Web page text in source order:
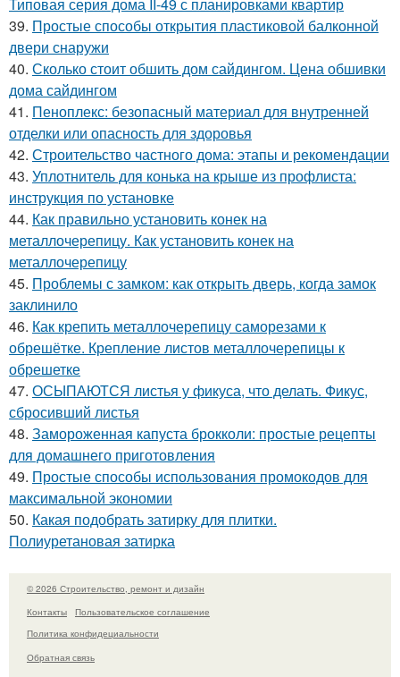
39. Простые способы открытия пластиковой балконной
двери снаружи
40. Сколько стоит обшить дом сайдингом. Цена обшивки
дома сайдингом
41. Пеноплекс: безопасный материал для внутренней
отделки или опасность для здоровья
42. Строительство частного дома: этапы и рекомендации
43. Уплотнитель для конька на крыше из профлиста:
инструкция по установке
44. Как правильно установить конек на
металлочерепицу. Как установить конек на
металлочерепицу
45. Проблемы с замком: как открыть дверь, когда замок
заклинило
46. Как крепить металлочерепицу саморезами к
обрешётке. Крепление листов металлочерепицы к
обрешетке
47. ОСЫПАЮТСЯ листья у фикуса, что делать. Фикус,
сбросивший листья
48. Замороженная капуста брокколи: простые рецепты
для домашнего приготовления
49. Простые способы использования промокодов для
максимальной экономии
50. Какая подобрать затирку для плитки.
Полиуретановая затирка
© 2026 Строительство, ремонт и дизайн
Контакты
Пользовательское соглашение
Политика конфидециальности
Обратная связь